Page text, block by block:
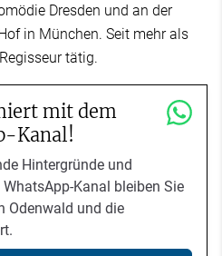
Dresden und an der
in München. Seit mehr als
tätig.
mit dem
Kanal!
Hintergründe und
Kanal bleiben Sie
Odenwald und die